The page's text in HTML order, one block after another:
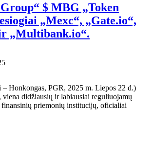
$ MBG „Token
„Mexc“, „Gate.io“,
„Multibank.io“.
– Honkongas, PGR, 2025 m. Liepos 22 d.)
didžiausių ir labiausiai reguliuojamų
priemonių institucijų, oficialiai